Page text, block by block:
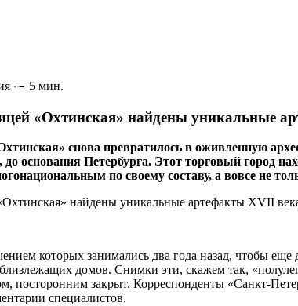
⁓ 5 мин.
«Охтинская» найдены уникальные
снова превратилось в оживленную
до основания Петербурга. Этот торговый
по своему составу, а вовсе не
которых занимались два года назад, чтобы
домов. Снимки эти, скажем так,
посторонним закрыт. Корреспонденты «Санкт-
специалистов.